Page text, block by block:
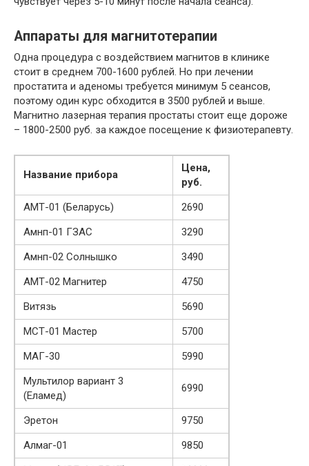
Аппараты для магнитотерапии
Одна процедура с воздействием магнитов в клинике
стоит в среднем 700-1600 рублей. Но при лечении
простатита и аденомы требуется минимум 5 сеансов,
поэтому один курс обходится в 3500 рублей и выше.
Магнитно лазерная терапия простаты стоит еще дороже
– 1800-2500 руб. за каждое посещение к физиотерапевту.
Название прибора
Цена,
руб.
АМТ-01 (Беларусь)
2690
Амнп-01 ГЗАС
3290
Амнп-02 Солнышко
3490
АМТ-02 Магнитер
4750
Витязь
5690
МСТ-01 Мастер
5700
МАГ-30
5990
Мультилор вариант 3
(Еламед)
6990
Эретон
9750
Алмаг-01
9850